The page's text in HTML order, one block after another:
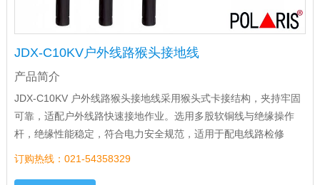
JDX-C10KV户外线路猴头接地线
产品简介
JDX-C10KV 户外线路猴头接地线采用猴头式卡接结构，夹持牢固
可靠，适配户外线路快速接地作业。选用多股软铜线与绝缘操作
杆，绝缘性能稳定，符合电力安全规范，适用于配电线路检修
订购热线：021-54358329